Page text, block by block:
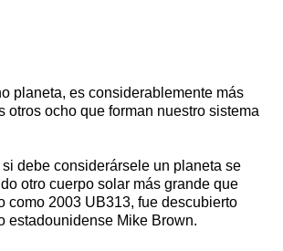
planeta, es considerablemente más
otros ocho que forman nuestro sistema
debe considerársele un planeta se
otro cuerpo solar más grande que
como 2003 UB313, fue descubierto
estadounidense Mike Brown.